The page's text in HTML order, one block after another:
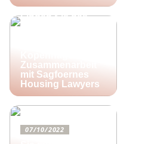
Finden Sie das
Zusammenarbeit
mit Sagfoernes
Housing Lawyers
07/10/2022